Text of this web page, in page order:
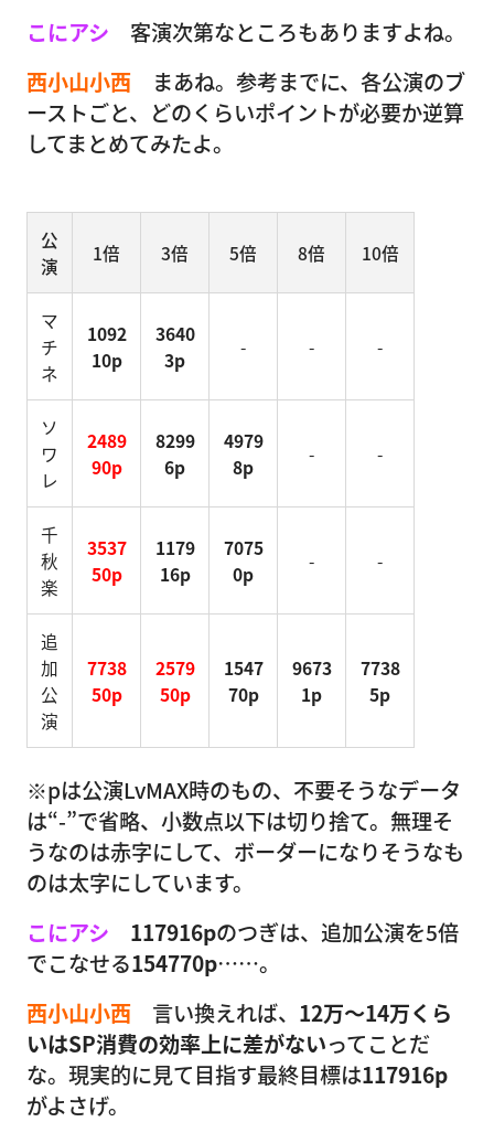
こにアシ 客演次第なところもありますよね。
西小山小西 まあね。参考までに、各公演のブ
ーストごと、どのくらいポイントが必要か逆算
してまとめてみたよ。
公
演
1倍 3倍 5倍 8倍 10倍
マ
チ
ネ
1092
10p
3640
3p
- - -
ソ
ワ
レ
2489
90p
8299
6p
4979
8p
- -
千
秋
楽
3537
50p
1179
16p
7075
0p
- -
追
加
公
演
7738
50p
2579
50p
1547
70p
9673
1p
7738
5p
※pは公演LvMAX時のもの、不要そうなデータ
は“-”で省略、小数点以下は切り捨て。無理そ
うなのは赤字にして、ボーダーになりそうなも
のは太字にしています。
こにアシ
117916pのつぎは、追加公演を5倍
でこなせる154770p……。
西小山小西 言い換えれば、 12万〜14万くら
いはSP消費の効率上に差がないってことだ
な。現実的に見て目指す最終目標は117916p
がよさげ。